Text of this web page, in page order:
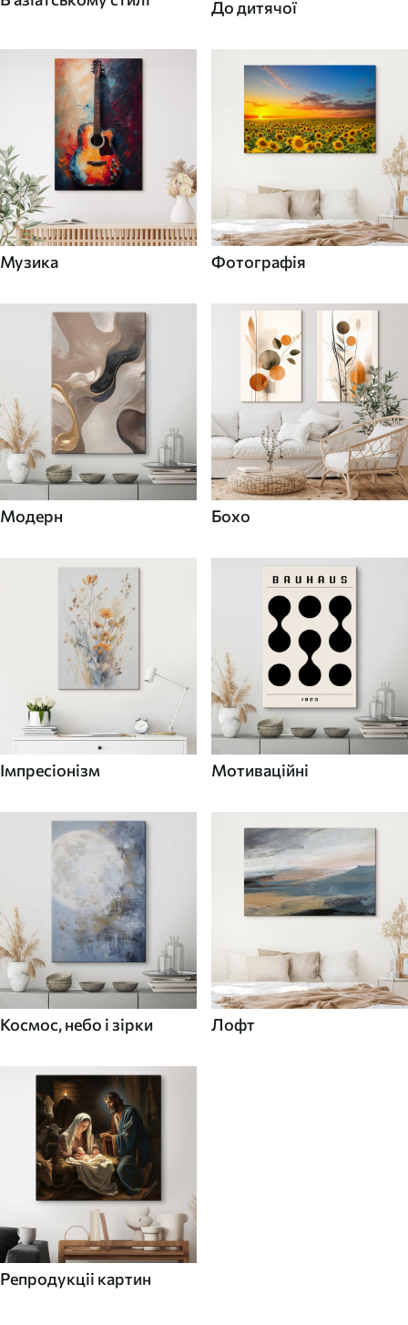
До дитячої
Музика Фотографія
Модерн Бохо
Імпресіонізм Мотиваційні
Космос, небо і зірки Лофт
Репродукціі картин